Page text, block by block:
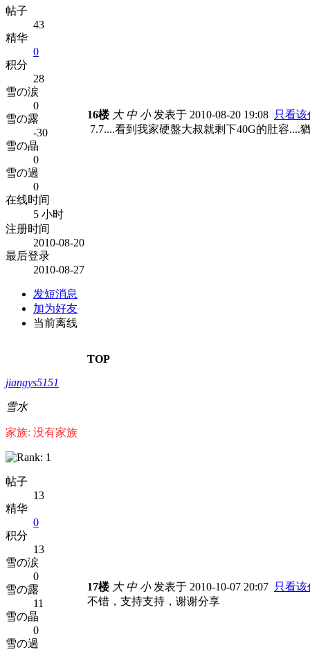
帖子
43
精华
0
积分
28
雪の涙
0
雪の露
-30
雪の晶
0
雪の過
0
在线时间
5 小时
注册时间
2010-08-20
最后登录
2010-08-27
发短消息
加为好友
当前离线
16楼 大 中 小发表于 2010-08-20 19:08 只看该
7.7....看到我家硬盤大叔就剩下40G的肚容....
TOP
jiangys5151
雪水
家族: 没有家族
帖子
13
精华
0
积分
13
雪の涙
0
雪の露
11
雪の晶
0
雪の過
17楼 大 中 小发表于 2010-10-07 20:07 只看该
不错，支持支持，谢谢分享